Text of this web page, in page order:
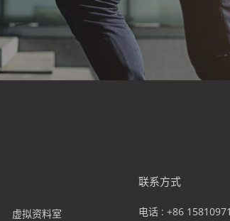
虚拟资料室
联系方式
电话 : +86